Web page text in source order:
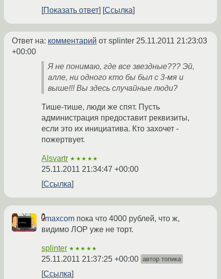
Показать ответ Ссылка
Ответ на: комментарий от splinter 25.11.2011 21:23:03
+00:00
Я не понимаю, где все звездные??? Эй,
алле, ни одного кто бы был с 3-мя и
выше!!! Вы здесь случайные люди?
Тише-тише, люди же спят. Пусть
администрация предоставит реквизиты,
если это их инициатива. Кто захочет -
пожертвует.
Alsvartr ★★★★★
25.11.2011 21:34:47 +00:00
Ссылка
maxcom пока что 4000 рублей, что ж,
видимо ЛОР уже не торт.
splinter ★★★★★
25.11.2011 21:37:25 +00:00 автор топика
Ссылка